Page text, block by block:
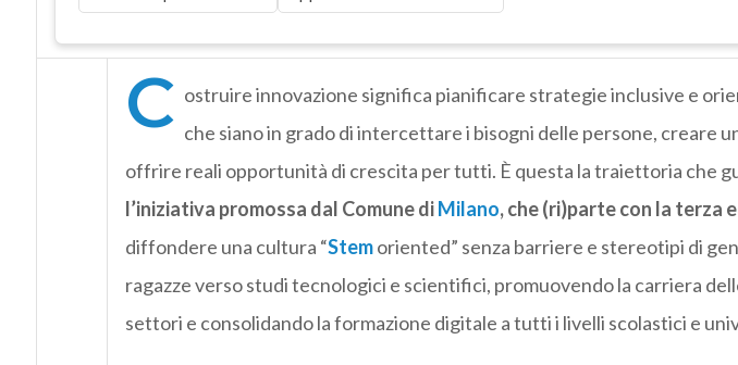
C ostruire innovazione significa pianificare strategie inclusive e
che siano in grado di intercettare i bisogni delle persone, creare
offrire reali opportunità di crescita per tutti. È questa la traiettoria che
l’iniziativa promossa dal Comune diMilano, che (ri)parte con la terza
diffondere una cultura “Stemoriented” senza barriere e stereotipi di
ragazze verso studi tecnologici e scientifici, promuovendo la carriera
settori e consolidando la formazione digitale a tutti i livelli scolastici e